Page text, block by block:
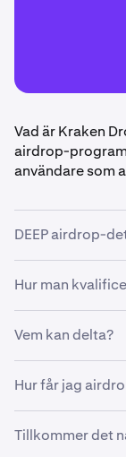
Vad är Kraken
airdrop-
användare som
DEEP airdrop-
• Airdrop-
lika mellan
•
• Airdrop-
• Endast i
Hur man
• Var en
• Handla
• Håll minst
Vem kan delta?
• Verifierade
• Exkluderar
Hur får jag
Tokens kommer
kvalificerade
Tillkommer det